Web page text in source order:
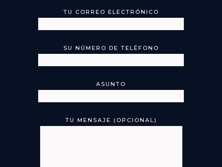
TU CORREO ELECTRÓNICO
SU NÚMERO DE TELÉFONO
ASUNTO
TU MENSAJE (OPCIONAL)